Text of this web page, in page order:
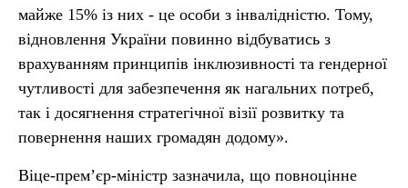
майже 15% із них - це особи з інвалідністю. Тому,
відновлення України повинно відбуватись з
врахуванням принципів інклюзивності та гендерної
чутливості для забезпечення як нагальних потреб,
так і досягнення стратегічної візії розвитку та
повернення наших громадян додому».
Віце-прем’єр-міністр зазначила, що повноцінне